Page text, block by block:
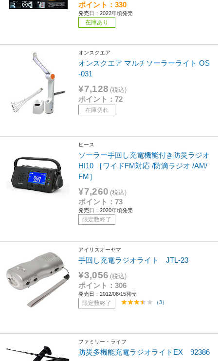
ポイント：330
発売日：2022年頃発売
在庫あり
オンスクエア
オンスクエア マルチソーラーライト OS
-031
¥7,128 (税込)
ポイント：72
在庫切れ
ヒース
ソーラー手回し充電機能付き防災ラジオ
HI10 ［ワイドFM対応 /防滴ラジオ /AM/
FM］
¥7,260 (税込)
ポイント：73
発売日：2020年頃発売
限定数終了
アイリスオーヤマ
手回し充電ラジオライト JTL-23
¥3,056 (税込)
ポイント：306
発売日：2012/08/15発売
限定数終了 （3）
ファミリー・ライフ
防災多機能充電ラジオライトEX 92386